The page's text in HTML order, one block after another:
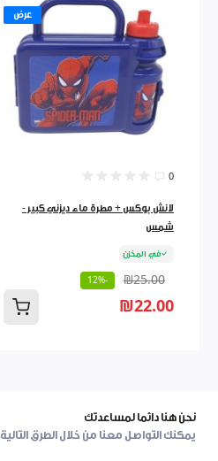
عرض
0
لانش بوكس + مطرة ماء ديزني كبير -
شمس
في المخزن
₪25.00
-12%
₪22.00
نحن هنا دائما لمساعدتك
يمكنك التواصل معنا من خلال الطرق التالية